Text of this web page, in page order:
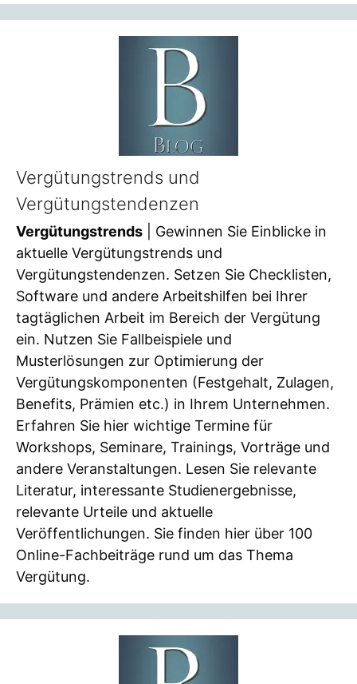
Vergütungstrends und
Vergütungstendenzen
Vergütungstrends | Gewinnen Sie Einblicke in
aktuelle Vergütungstrends und
Vergütungstendenzen. Setzen Sie Checklisten,
Software und andere Arbeitshilfen bei Ihrer
tagtäglichen Arbeit im Bereich der Vergütung
ein. Nutzen Sie Fallbeispiele und
Musterlösungen zur Optimierung der
Vergütungskomponenten (Festgehalt, Zulagen,
Benefits, Prämien etc.) in Ihrem Unternehmen.
Erfahren Sie hier wichtige Termine für
Workshops, Seminare, Trainings, Vorträge und
andere Veranstaltungen. Lesen Sie relevante
Literatur, interessante Studienergebnisse,
relevante Urteile und aktuelle
Veröffentlichungen. Sie finden hier über 100
Online-Fachbeiträge rund um das Thema
Vergütung.